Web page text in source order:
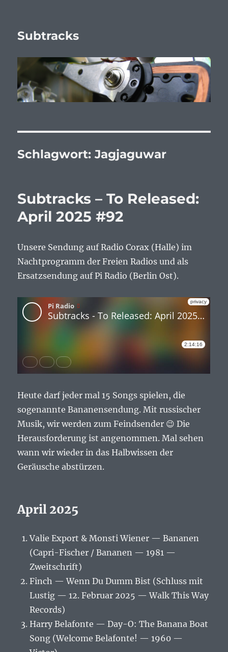
Subtracks
Schlagwort:Jagjaguwar
Subtracks – To Released:
April 2025 #92
Unsere Sendung auf Radio Corax (Halle) im
Nachtprogramm der Freien Radios und als
Ersatzsendung auf Pi Radio (Berlin Ost).
Heute darf jeder mal 15 Songs spielen, die
sogenannte Bananensendung. Mit russischer
Musik, wir werden zum Feindsender 😉 Die
Herausforderung ist angenommen. Mal sehen
wann wir wieder in das Halbwissen der
Geräusche abstürzen.
April 2025
Valie Export & Monsti Wiener — Bananen
(Capri-Fischer / Bananen — 1981 —
Zweitschrift)
Finch — Wenn Du Dumm Bist (Schluss mit
Lustig — 12. Februar 2025 — Walk This Way
Records)
Harry Belafonte — Day-O: The Banana Boat
Song (Welcome Belafonte! — 1960 —